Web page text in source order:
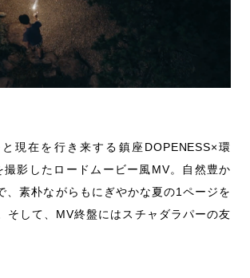
現在を行き来する鎮座DOPENESS×環
影したロードムービー風MV。自然豊か
、素朴ながらもにぎやかな夏の1ページを
そして、MV終盤にはスチャダラパーの友